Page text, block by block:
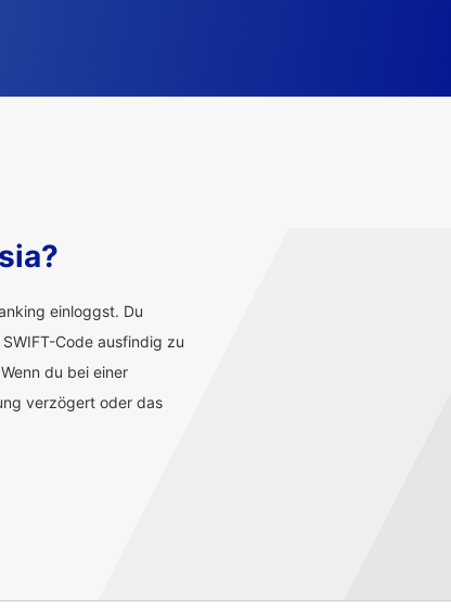
einloggst. Du
Code ausfindig zu
du bei einer
verzögert oder das